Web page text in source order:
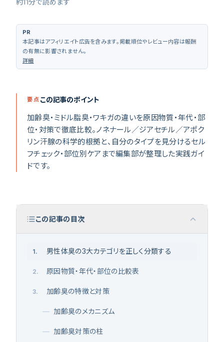
約11分で読めます
PR
本記事はアフィリエイト広告を含みます。掲載順位やレビュー内容は報酬
の有無に影響されません。
詳細
要点 この記事のポイント
加齢臭・ミドル脂臭・ワキガの違いを原因物質・年代・部
位・対策で徹底比較。ノネナール／ジアセチル／アポク
リン汗腺の科学的根拠と、自分のタイプを見分けるセル
フチェック・部位別ケアまで編集部が整理した実践ガイ
ドです。
この記事の目次
1. 男性体臭の3大カテゴリを正しく分類する
2. 原因物質・年代・部位の比較表
3. 加齢臭の特徴と対策
— 加齢臭のメカニズム
— 加齢臭対策の柱